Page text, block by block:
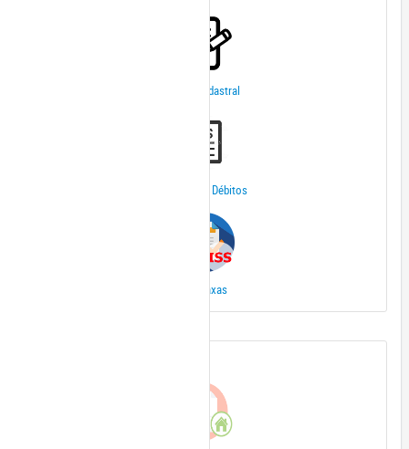
Ficha Cadastral
Extrato de Débitos
Iss/Taxas